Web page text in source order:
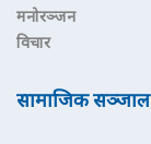
मनोरञ्जन
विचार
सामाजिक सञ्जाल